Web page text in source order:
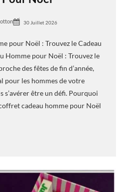
30 Juillet 2026
pour Noël : Trouvez le Cadeau
Homme pour Noël : Trouvez le
des fêtes de fin d’année,
pour les hommes de votre
s’avérer être un défi. Pourquoi
cadeau homme pour Noël